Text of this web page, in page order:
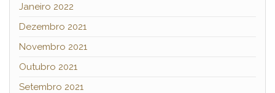
Janeiro 2022
Dezembro 2021
Novembro 2021
Outubro 2021
Setembro 2021